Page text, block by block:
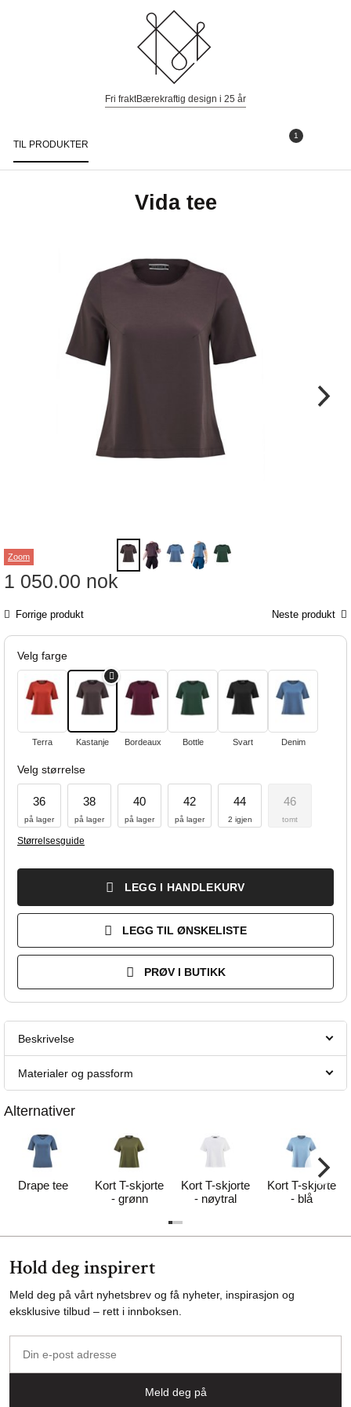
Fri fraktBærekraftig design i 25 år
1
TIL PRODUKTER
Vida tee
Zoom
1 050.00 nok
Forrige produkt Neste produkt
Velg farge
Terra Kastanje Bordeaux Bottle Svart Denim
Velg størrelse
36
på lager
38
på lager
40
på lager
42
på lager
44
2 igjen
46
tomt
Størrelsesguide
LEGG I HANDLEKURV
LEGG TIL ØNSKELISTE
PRØV I BUTIKK
Beskrivelse
Materialer og passform
Alternativer
Drape tee
Kort T-skjorte
- grønn
Kort T-skjorte
- nøytral
Kort T-skjorte
- blå
Hold deg inspirert
Meld deg på vårt nyhetsbrev og få nyheter, inspirasjon og
eksklusive tilbud – rett i innboksen.
post
Meld deg på